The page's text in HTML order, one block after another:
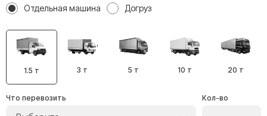
Отдельная машина Догруз
1.5 т 3 т 5 т 10 т 20 т
Что перевозить Кол-во